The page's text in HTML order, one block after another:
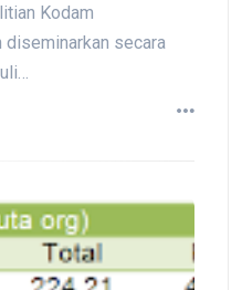
Kodam
diseminarkan secara